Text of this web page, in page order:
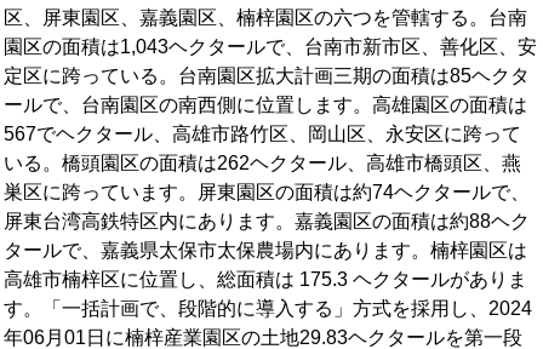
年代記
組織構成
台南園区
高雄園区
橋頭園区
園区生活
生活機能
就労ビザ
統計資料
インセンティブ
投資申請
費用と担保
全企業
お問い合わせ先
交通アクセス
お問い合わせ先 イ
ズ
を
開
く
フ
ェ
イ
区、屏東園区、嘉義園区、楠梓園区の六つを管轄する。台南
園区の面積は1,043ヘクタールで、台南市新市区、善化区、安
定区に跨っている。台南園区拡大計画三期の面積は85ヘクタ
ールで、台南園区の南西側に位置します。高雄園区の面積は
567でヘクタール、高雄市路竹区、岡山区、永安区に跨って
いる。橋頭園区の面積は262ヘクタール、高雄市橋頭区、燕
巣区に跨っています。屏東園区の面積は約74ヘクタールで、
屏東台湾高鉄特区内にあります。嘉義園区の面積は約88ヘク
タールで、嘉義県太保市太保農場内にあります。楠梓園区は
高雄市楠梓区に位置し、総面積は 175.3 ヘクタールがありま
す。「一括計画で、段階的に導入する」方式を採用し、2024
年06月01日に楠梓産業園区の土地29.83ヘクタールを第一段